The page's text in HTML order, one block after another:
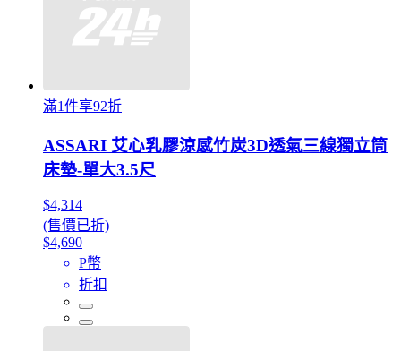
滿1件享92折
ASSARI 艾心乳膠涼感竹炭3D透氣三線獨立筒
床墊-單大3.5尺
$4,314
(售價已折)
$4,690
P幣
折扣